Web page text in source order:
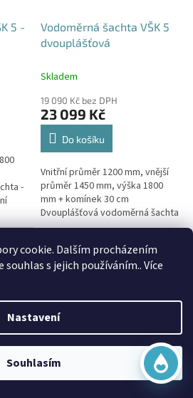
cookie. Dalším procházením
s jejich používáním.. Více
Nastavení
Souhlasím
-
-
Vodoměrná šachta VŠK 5
dvouplášťová
Skladem
19 090 Kč bez DPH
23 099 Kč
Do košíku
Vnitřní průměr 1200 mm, vnější
průměr 1450 mm, výška 1800
mm + komínek 30 cm
Dvouplášťová vodoměrná šachta
- do míst se spodní
parkovací...
5 k
Začít konverzaci